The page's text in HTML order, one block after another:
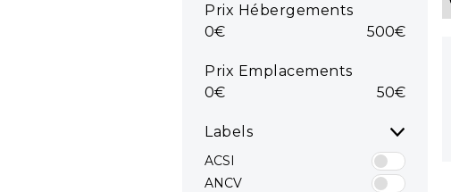
dans le Sud ouest
mediterranee
en Méditerranée
sur la côte Atlantique
sur la Côte d'Azur
Prix Hébergements
0€
500€
Prix Emplacements
0€
50€
Labels
ACSI
ANCV